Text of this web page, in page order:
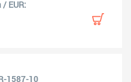
1587-10